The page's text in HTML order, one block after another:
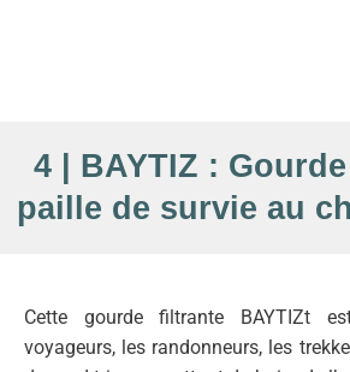
4 | BAYTIZ :
paille de survie au
Cette gourde filtrante BAYTIZt
voyageurs, les randonneurs, les